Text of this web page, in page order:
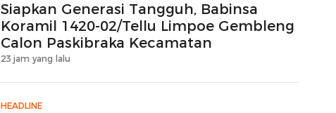
Siapkan Generasi Tangguh, Babinsa
Koramil 1420-02/Tellu Limpoe Gembleng
Calon Paskibraka Kecamatan
23 jam yang lalu
HEADLINE